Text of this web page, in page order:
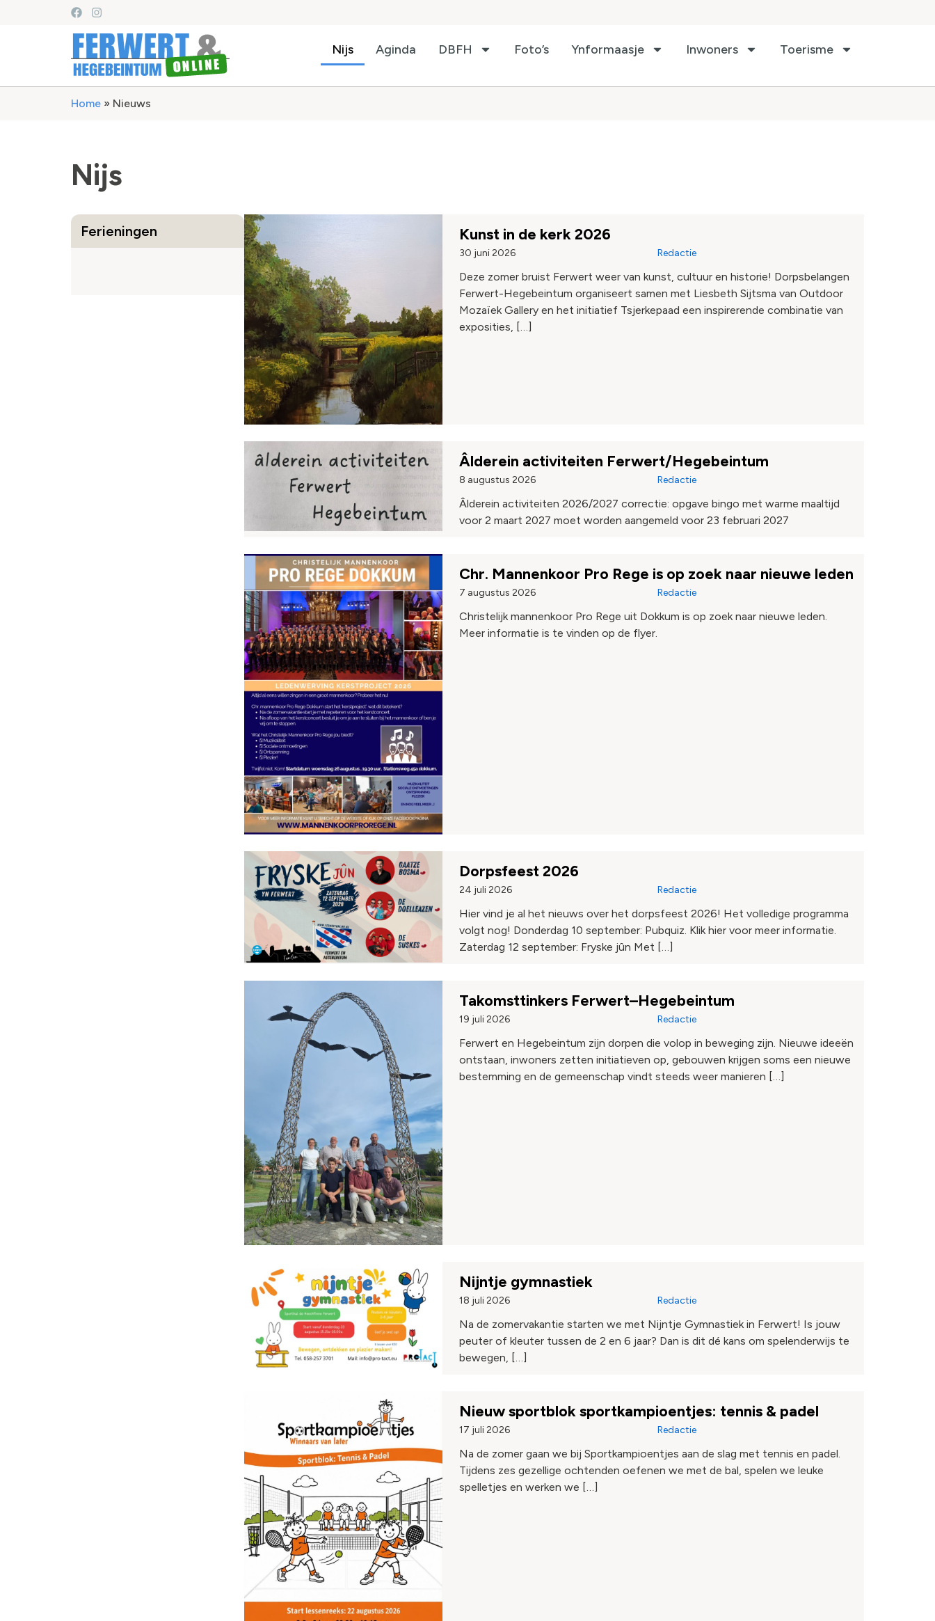
Nijs Aginda DBFH Foto’s Ynformaasje Inwoners Toerisme
Home » Nieuws
Nijs
Ferieningen Kunst in de kerk 2026
30 juni 2026 Redactie
Deze zomer bruist Ferwert weer van kunst, cultuur en historie! Dorpsbelangen
Ferwert-Hegebeintum organiseert samen met Liesbeth Sijtsma van Outdoor
Mozaïek Gallery en het initiatief Tsjerkepaad een inspirerende combinatie van
exposities, […]
Âlderein activiteiten Ferwert/Hegebeintum
8 augustus 2026 Redactie
Âlderein activiteiten 2026/2027 correctie: opgave bingo met warme maaltijd
voor 2 maart 2027 moet worden aangemeld voor 23 februari 2027
Chr. Mannenkoor Pro Rege is op zoek naar nieuwe leden
7 augustus 2026 Redactie
Christelijk mannenkoor Pro Rege uit Dokkum is op zoek naar nieuwe leden.
Meer informatie is te vinden op de flyer.
Dorpsfeest 2026
24 juli 2026 Redactie
Hier vind je al het nieuws over het dorpsfeest 2026! Het volledige programma
volgt nog! Donderdag 10 september: Pubquiz. Klik hier voor meer informatie.
Zaterdag 12 september: Fryske jûn Met […]
Takomsttinkers Ferwert–Hegebeintum
19 juli 2026 Redactie
Ferwert en Hegebeintum zijn dorpen die volop in beweging zijn. Nieuwe ideeën
ontstaan, inwoners zetten initiatieven op, gebouwen krijgen soms een nieuwe
bestemming en de gemeenschap vindt steeds weer manieren […]
Nijntje gymnastiek
18 juli 2026 Redactie
Na de zomervakantie starten we met Nijntje Gymnastiek in Ferwert! Is jouw
peuter of kleuter tussen de 2 en 6 jaar? Dan is dit dé kans om spelenderwijs te
bewegen, […]
Nieuw sportblok sportkampioentjes: tennis & padel
17 juli 2026 Redactie
Na de zomer gaan we bij Sportkampioentjes aan de slag met tennis en padel.
Tijdens zes gezellige ochtenden oefenen we met de bal, spelen we leuke
spelletjes en werken we […]